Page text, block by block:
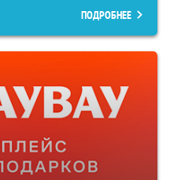
ПОДРОБНЕЕ